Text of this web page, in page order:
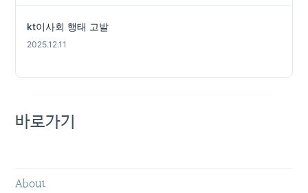
kt이사회 행태 고발
2025.12.11
바로가기
About